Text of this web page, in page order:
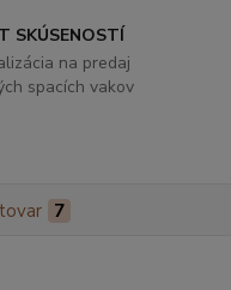
SKÚSENOSTÍ
na predaj
spacích vakov
7